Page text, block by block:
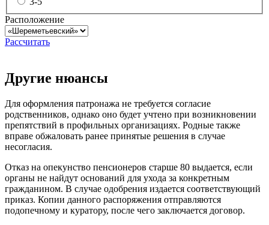
Расположение
Рассчитать
Другие нюансы
Для оформления патронажа не требуется согласие
родственников, однако оно будет учтено при возникновении
препятствий в профильных организациях. Родные также
вправе обжаловать ранее принятые решения в случае
несогласия.
Отказ на опекунство пенсионеров старше 80 выдается, если
органы не найдут оснований для ухода за конкретным
гражданином. В случае одобрения издается соответствующий
приказ. Копии данного распоряжения отправляются
подопечному и куратору, после чего заключается договор.